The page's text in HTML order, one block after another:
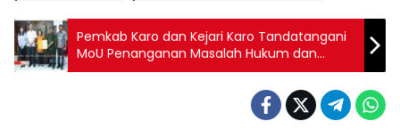
Pemkab Karo dan Kejari Karo Tandatangani
MoU Penanganan Masalah Hukum dan
Peningkatan Pendapatan Daerah